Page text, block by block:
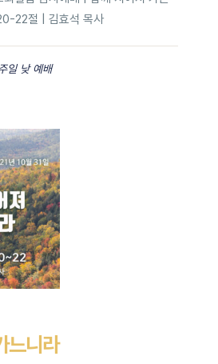
22절 | 김효석 목사
일 낮 예배
느니라